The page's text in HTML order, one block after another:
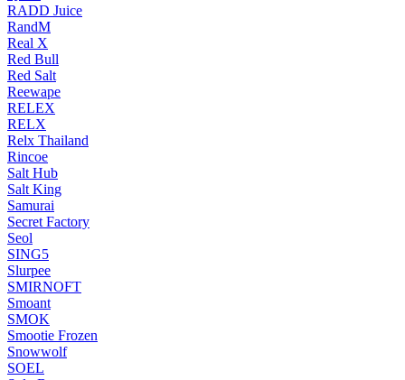
RADD Juice
RandM
Real X
Red Bull
Red Salt
Reewape
RELEX
RELX
Relx Thailand
Rincoe
Salt Hub
Salt King
Samurai
Secret Factory
Seol
SING5
Slurpee
SMIRNOFT
Smoant
SMOK
Smootie Frozen
Snowwolf
SOEL